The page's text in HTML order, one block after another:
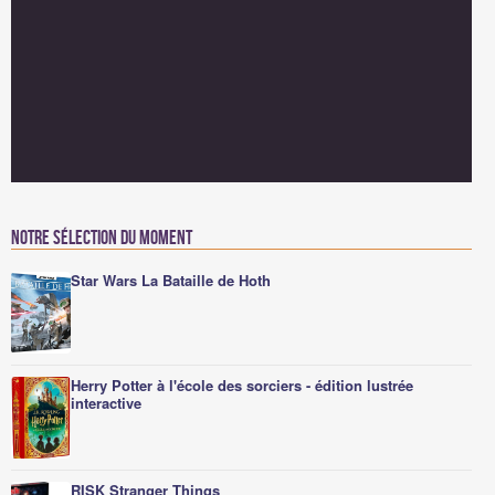
Notre sélection du moment
Star Wars La Bataille de Hoth
Herry Potter à l'école des sorciers - édition lustrée
interactive
RISK Stranger Things